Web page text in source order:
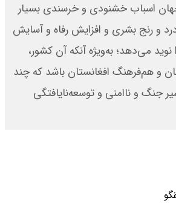
اسباب خشنودی و خرسندی بسیار
و رنج بشری و افزایش رفاه و آسایش
می‌دهد؛ به‌ویژه آنکه آن کشور،
و هم‌فرهنگ افغانستان باشد که چند
جنگ و ناامنی و توسعه‌نایافتگی